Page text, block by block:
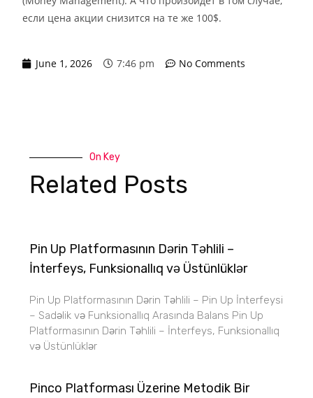
если цена акции снизится на те же 100$.
June 1, 2026 7:46 pm No Comments
On Key
Related Posts
Pin Up Platformasının Dərin Təhlili –
İnterfeys, Funksionallıq və Üstünlüklər
Pin Up Platformasının Dərin Təhlili – Pin Up İnterfeysi
– Sadəlik və Funksionallıq Arasında Balans Pin Up
Platformasının Dərin Təhlili – İnterfeys, Funksionallıq
və Üstünlüklər
Pinco Platforması Üzerine Metodik Bir